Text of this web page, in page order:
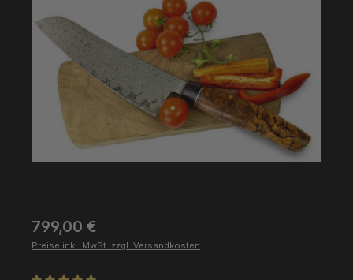
Regulärer Preis:
799,00 €
Preise inkl. MwSt. zzgl. Versandkosten